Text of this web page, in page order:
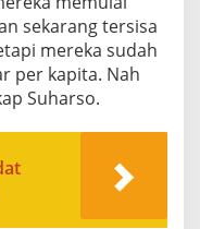
sekarang tersisa
mereka sudah
per kapita. Nah
Suharso.